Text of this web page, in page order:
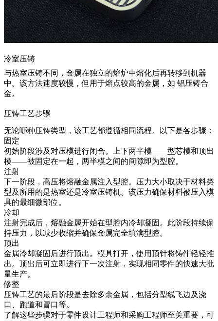
冷室压铸
与热室压铸不同，金属在独立的熔炉中熔化后再转移到机器
中。该方法速度较慢，但用于熔点较高的金属，如 铝压铸合
金。
压铸工艺步骤
无论哪种压铸类型，该工艺都遵循相同流程。以下是各步骤：
固定
初始阶段涉及对压模进行闭合。上下两半模——型芯模和顶出
模——被固定在一起，两半模之间的间隙即为型腔。
注射
下一阶段，高压将熔融金属注入型腔。压力大小取决于材料类
型及所用的是热室还是冷室压铸机。该压力确保材料被压入模
具的最细微部位。
冷却
注射完成后，熔融金属开始在型腔内冷却凝固。此阶段持续保
持压力，以减少收缩并确保金属完全填满型腔。
顶出
金属冷却凝固后进行顶出。模具打开，使用顶针将铸件轻轻推
出。顶出后可立即进行下一次注射，实现相同零件的快速大批
量生产。
修整
压铸工艺的最后阶段是去除多余金属，包括分型线飞边及浇
口、跑道和冒口等。
了解这些步骤对于零件设计工程师和采购工程师至关重要，可